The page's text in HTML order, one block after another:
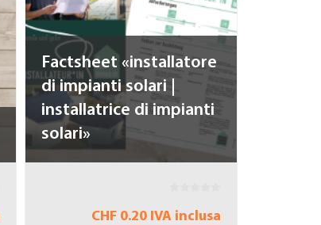
Factsheet «installatore
di impianti solari |
installatrice di impianti
solari»
CHF 0.20 IVA inclusa